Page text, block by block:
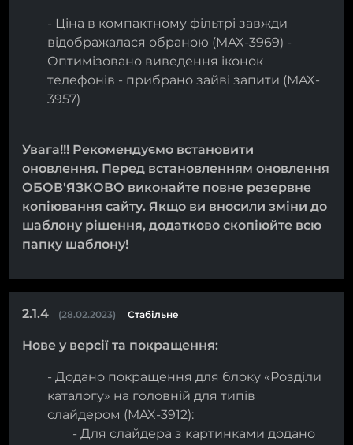
- Ціна в компактному фільтрі завжди
відображалася обраною (MAX-3969) -
Оптимізовано виведення іконок
телефонів - прибрано зайві запити (MAX-
3957)
Увага!!! Рекомендуємо встановити
оновлення. Перед встановленням оновлення
ОБОВ'ЯЗКОВО виконайте повне резервне
копіювання сайту. Якщо ви вносили зміни до
шаблону рішення, додатково скопіюйте всю
папку шаблону!
2.1.4 (28.02.2023) Стабільне
Нове у версії та покращення:
- Додано покращення для блоку «Розділи
каталогу» на головній для типів
слайдером (MAX-3912):
- Для слайдера з картинками додано